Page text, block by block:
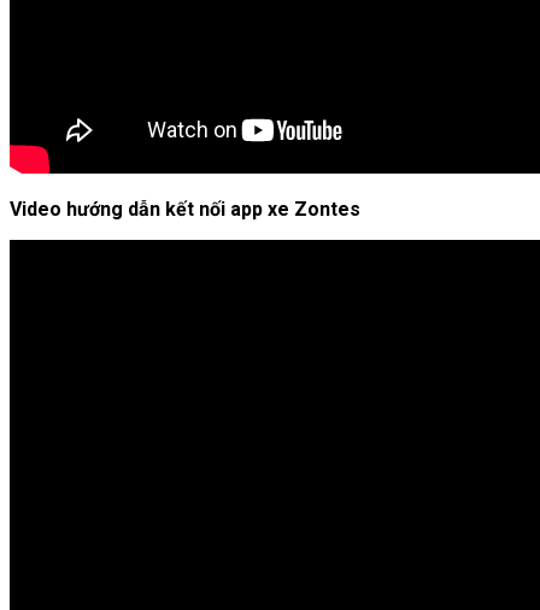
Video hướng dẫn kết nối app xe Zontes